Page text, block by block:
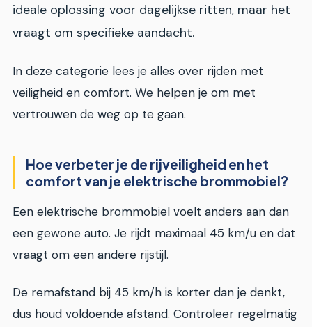
ideale oplossing voor dagelijkse ritten, maar het
vraagt om specifieke aandacht.
In deze categorie lees je alles over rijden met
veiligheid en comfort. We helpen je om met
vertrouwen de weg op te gaan.
Hoe verbeter je de rijveiligheid en het
comfort van je elektrische brommobiel?
Een elektrische brommobiel voelt anders aan dan
een gewone auto. Je rijdt maximaal 45 km/u en dat
vraagt om een andere rijstijl.
De remafstand bij 45 km/h is korter dan je denkt,
dus houd voldoende afstand. Controleer regelmatig